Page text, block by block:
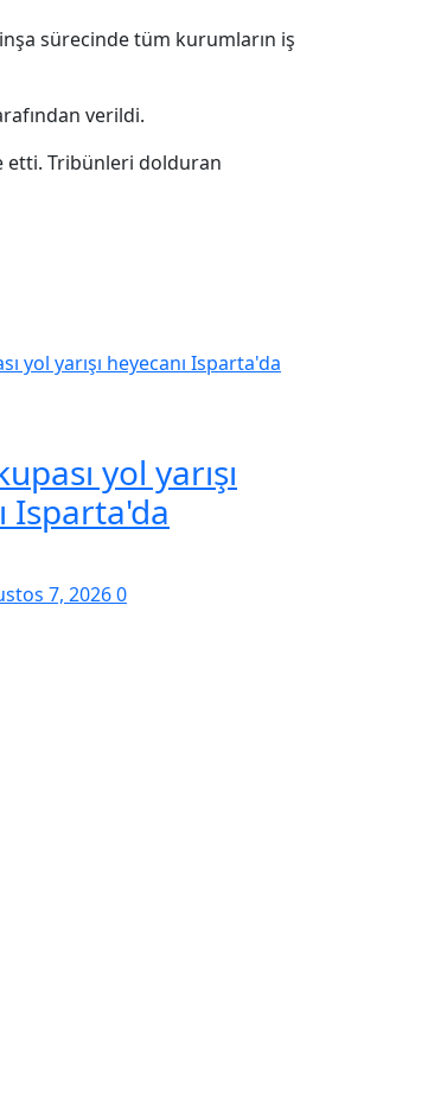
sürecinde tüm kurumların iş
verildi.
etti. Tribünleri dolduran
yol yarışı
Isparta'da
7, 20260